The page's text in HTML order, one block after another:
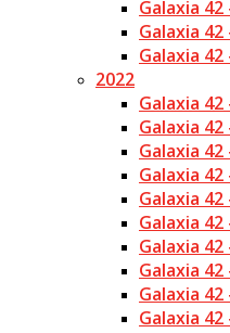
Galaxia
Galaxia 42
Galaxia
2022
Galaxia 42
Galaxia
Galaxia 42
Galaxia
Galaxia
Galaxia
Galaxia
Galaxia
Galaxia 42
Galaxia